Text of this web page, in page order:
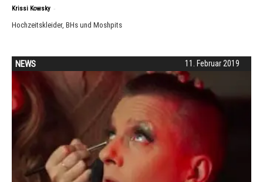
Krissi Kowsky -
Hochzeitskleider, BHs und Moshpits
11. Februar 2019
NEWS